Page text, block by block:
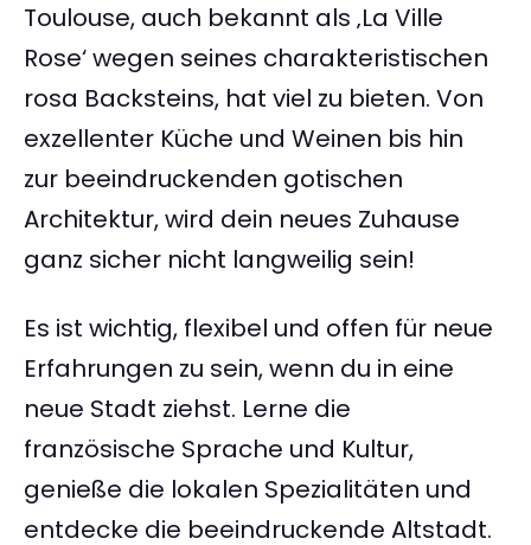
Toulouse, auch bekannt als ‚La Ville
Rose‘ wegen seines charakteristischen
rosa Backsteins, hat viel zu bieten. Von
exzellenter Küche und Weinen bis hin
zur beeindruckenden gotischen
Architektur, wird dein neues Zuhause
ganz sicher nicht langweilig sein!
Es ist wichtig, flexibel und offen für neue
Erfahrungen zu sein, wenn du in eine
neue Stadt ziehst. Lerne die
französische Sprache und Kultur,
genieße die lokalen Spezialitäten und
entdecke die beeindruckende Altstadt.